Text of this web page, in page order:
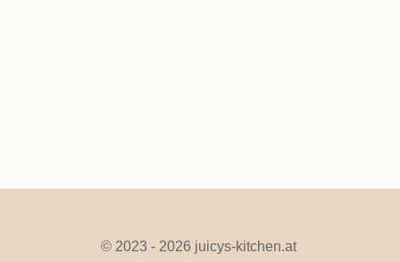
© 2023 - 2026 juicys-kitchen.at